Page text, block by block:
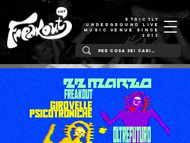
STRICTLY
UNDERGROUND LIVE
MUSIC VENUE SINCE
2012